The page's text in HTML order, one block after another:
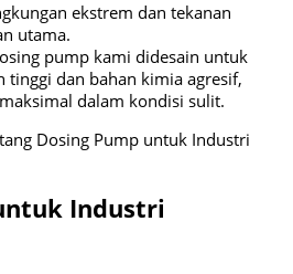
ekstrem dan tekanan
utama.
pump kami didesain untuk
tinggi dan bahan kimia agresif,
dalam kondisi sulit.
Dosing Pump untuk Industri
Industri